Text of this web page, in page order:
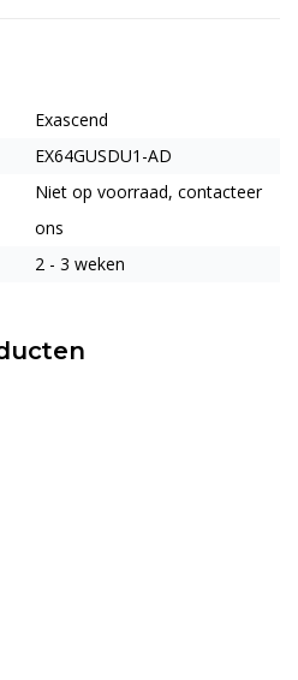
Exascend
EX64GUSDU1-AD
Niet op voorraad, contacteer
ons
2 - 3 weken